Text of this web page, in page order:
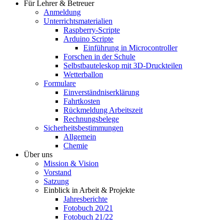
Für Lehrer & Betreuer
Anmeldung
Unterrichtsmaterialien
Raspberry-Scripte
Arduino Scripte
Einführung in Microcontroller
Forschen in der Schule
Selbstbauteleskop mit 3D-Druckteilen
Wetterballon
Formulare
Einverständniserklärung
Fahrtkosten
Rückmeldung Arbeitszeit
Rechnungsbelege
Sicherheitsbestimmungen
Allgemein
Chemie
Über uns
Mission & Vision
Vorstand
Satzung
Einblick in Arbeit & Projekte
Jahresberichte
Fotobuch 20/21
Fotobuch 21/22